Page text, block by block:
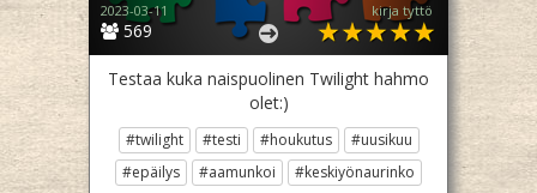
569
2023-03-11 kirja tyttö
Testaa kuka naispuolinen Twilight hahmo
olet:)
#twilight #testi #houkutus
#uusikuu
#epäilys
#aamunkoi
#keskiyönaurinko